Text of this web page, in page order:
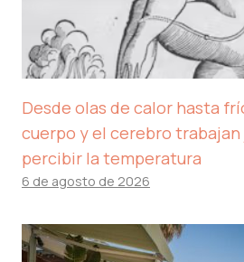
Desde olas de calor hasta
cuerpo y el cerebro
percibir la temperatura
6 de agosto de 2026